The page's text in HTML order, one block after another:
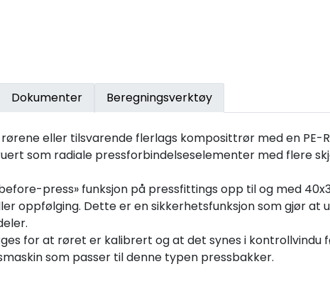
Dokumenter Beregningsverktøy
eller tilsvarende flerlags komposittrør med en PE-
som radiale pressforbindelseselementer med flere
press» funksjon på pressfittings opp til og med
oppfølging. Dette er en sikkerhetsfunksjon som gjør
for at røret er kalibrert og at det synes i kontrollvindu
som passer til denne typen pressbakker.